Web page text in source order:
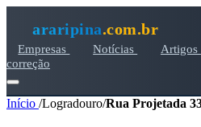
araripina.com.br
Empresas Notícias Artigos
correção
Início /Logradouro/Rua Projetada